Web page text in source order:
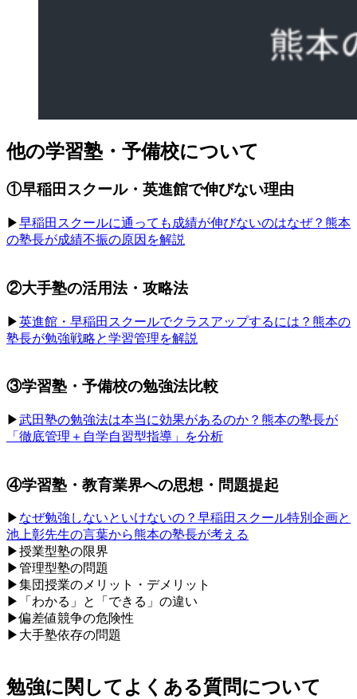
他の学習塾・予備校について
①早稲田スクール・英進館で伸びない理由
▶︎早稲田スクールに通っても成績が伸びないのはなぜ？熊本
の塾長が成績不振の原因を解説
②大手塾の活用法・攻略法
▶︎英進館・早稲田スクールでクラスアップするには？熊本の
塾長が勉強戦略と学習管理を解説
③学習塾・予備校の勉強法比較
▶︎武田塾の勉強法は本当に効果があるのか？熊本の塾長が
「徹底管理＋自学自習型指導」を分析
④学習塾・教育業界への思想・問題提起
▶︎ なぜ勉強しないといけないの？早稲田スクール特別企画と
池上彰先生の言葉から熊本の塾長が考える
▶︎授業型塾の限界
▶︎管理型塾の問題
▶︎集団授業のメリット・デメリット
▶︎「わかる」と「できる」の違い
▶︎偏差値競争の危険性
▶︎大手塾依存の問題
勉強に関してよくある質問について